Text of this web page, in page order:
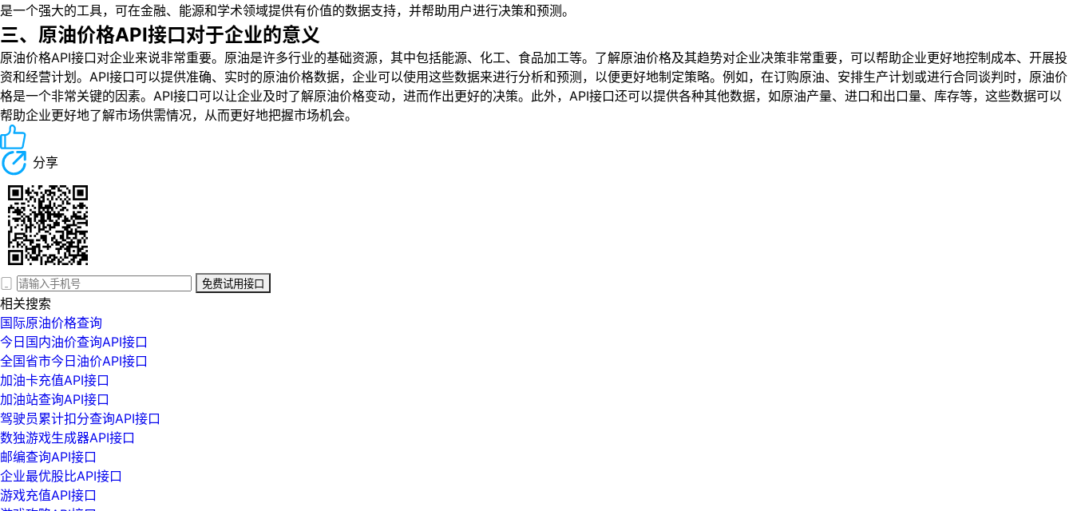
是一个强大的工具，可在金融、能源和学术领域提供有价值的数据支持，并帮助用户进行决策和预测。
三、原油价格API接口对于企业的意义
原油价格API接口对企业来说非常重要。原油是许多行业的基础资源，其中包括能源、化工、食品加工等。了解原油价格及其趋势对企业决策非常重要，可以帮助企业更好地控制成本、开展投
资和经营计划。API接口可以提供准确、实时的原油价格数据，企业可以使用这些数据来进行分析和预测，以便更好地制定策略。例如，在订购原油、安排生产计划或进行合同谈判时，原油价
格是一个非常关键的因素。API接口可以让企业及时了解原油价格变动，进而作出更好的决策。此外，API接口还可以提供各种其他数据，如原油产量、进口和出口量、库存等，这些数据可以
帮助企业更好地了解市场供需情况，从而更好地把握市场机会。
分享
免费试用接口
相关搜索
国际原油价格查询
今日国内油价查询API接口
全国省市今日油价API接口
加油卡充值API接口
加油站查询API接口
驾驶员累计扣分查询API接口
数独游戏生成器API接口
邮编查询API接口
企业最优股比API接口
游戏充值API接口